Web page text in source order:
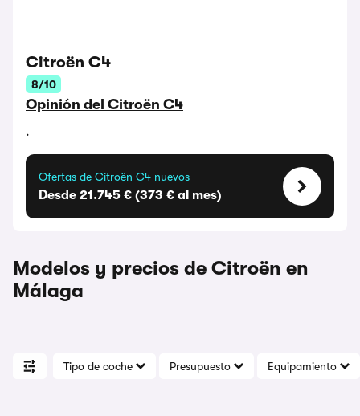
Citroën C4
8/10
Opinión del Citroën C4
.
Ofertas de Citroën C4 nuevos
Desde 21.745 € (373 € al mes)
Modelos y precios de Citroën en
Málaga
Tipo de coche Presupuesto Equipamiento